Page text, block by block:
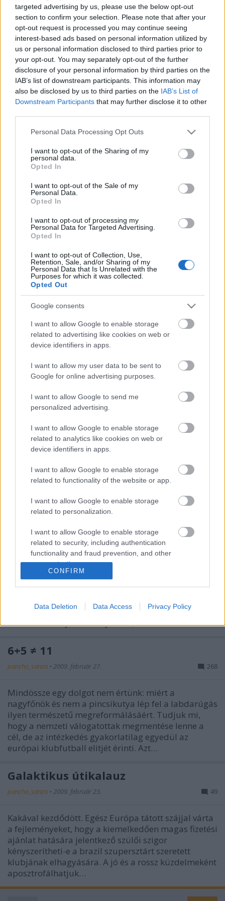
targeted advertising by us, please use the below opt-out
section to confirm your selection. Please note that after your
opt-out request is processed you may continue seeing
interest-based ads based on personal information utilized by
us or personal information disclosed to third parties prior to
your opt-out. You may separately opt-out of the further
disclosure of your personal information by third parties on the
IAB’s list of downstream participants. This information may
also be disclosed by us to third parties on the IAB’s List of
Downstream Participants that may further disclose it to other
Please note that this website/app uses one or more Google
not limited to your visit or usage behaviour. You may click to
grant or deny consent to Google and its third-party tags to
use your data for below specified purposes in below Google
consent section.
Personal Data Processing Opt Outs
I want to opt-out of the Sharing of my
personal data.
Opted In
I want to opt-out of the Sale of my
Personal Data.
Opted In
I want to opt-out of processing my
Personal Data for Targeted Advertising.
Opted In
I want to opt-out of Collection, Use,
Retention, Sale, and/or Sharing of my
Personal Data that Is Unrelated with the
Purposes for which it was collected.
Opted Out
Google consents
I want to allow Google to enable storage
related to advertising like cookies on web or
device identifiers in apps.
I want to allow my user data to be sent to
Google for online advertising purposes.
I want to allow Google to send me
personalized advertising.
I want to allow Google to enable storage
related to analytics like cookies on web or
device identifiers in apps.
I want to allow Google to enable storage
related to functionality of the website or app.
I want to allow Google to enable storage
related to personalization.
I want to allow Google to enable storage
related to security, including authentication
functionality and fraud prevention, and other
user protection.
CONFIRM
Data Deletion Data Access Privacy Policy
Szinte nincs olyan napja az átigazolási szezonnak,
amikor ne röppenne fel valamilyen új hír a Real
Madriddal kapcsolatban. Florentino Perez alig egy
hét alatt elérte, hogy boldog-boldogtalan a
csapatával foglalkozzon. A spanyol kormánytól
kezdve az ázsiai sztyeppék egyszerű…
La Liga 34. forduló - ez a harc lesz a
Nem sok hiányzott ahhoz, hogy egy év elteltével
ismét egy díszsorfallal kezdődjön a világ
Valencia, az Atlético és az Espanyol - szerepükből
kilépve – elfelejtettek felnégyelődni, így a Barcelona
játékosai a bajnoki cím…
La Liga, 33. forduló - Don Quijote
feltámadása
pancho_sanza•2009. április 28.
Spanyol fociról vagy jót, vagy semmit jelszóval
vágunk bele a következő bajnoki összefoglalóba. Sőt
rögtön kettőbe is, hiszen néha kénytelenek vagyunk a
hétközi eseményekre visszapillantva elemezni az
eredményeket. Már azért is, mert különben
lemaradnánk a Sevilla…
La Liga, 31. forduló - próbálkozás
pancho_sanza•2009. április 21.
Hosszú kihagyás után ismét egy spanyol bajnoki
összefoglalónak örvendezhet a lelkes
olvasóközönség, amely látszólag remekül elvolt az
mégis érdekelt volna a spanyol bajnokságnak
nevezett bohózat, akkor ezúton kérünk…
La Liga, 25. forduló - Semmi szédítő
pancho_sanza• 2009. március 04.
A spanyol csapatok látszólag a bajnoki versenyfutás
felé fordultak. A Deportivo és a Valencia kiesése
önmagában nem meglepetés, viszont a mód,
ahogyan elintézték a La Liga két reprezentánsát,
cseppet sem dicsérhető. Ítéletet csak azért nem
mondunk a teljes mezőny felett, mert a…
6+5 ≠ 11
pancho_sanza • 2009. február 27. 268
Mindössze egy dolgot nem értünk: miért a
nagyfőnök és nem a pincsikutya lép fel a labdarúgás
ilyen természetű megreformálásáért. Tudjuk mi,
hogy a nemzeti válogatottak megmentése lenne a
cél, de az intézkedés gyakorlatilag egyedül az
európai klubfutball elitjét érinti. Azt…
Galaktikus útikalauz
pancho_sanza • 2009. február 23. 49
Kakával kezdődött. Egész Európa tátott szájjal várta
a fejleményeket, hogy a kiemelkedően magas fizetési
ajánlat hatására jelentkező szülői szigor
kényszerítheti-e a brazil szupersztárt szeretett
klubjának elhagyására. A jó és a rossz küzdelmeként
aposztrofálhatjuk…